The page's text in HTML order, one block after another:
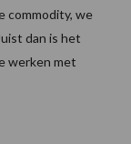
commodity, we
dan is het
werken met